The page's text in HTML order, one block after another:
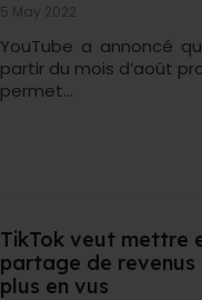
5 May 2022
YouTube a annoncé
partir du mois d’août
permet...
TikTok veut mettre
partage de
plus en vus